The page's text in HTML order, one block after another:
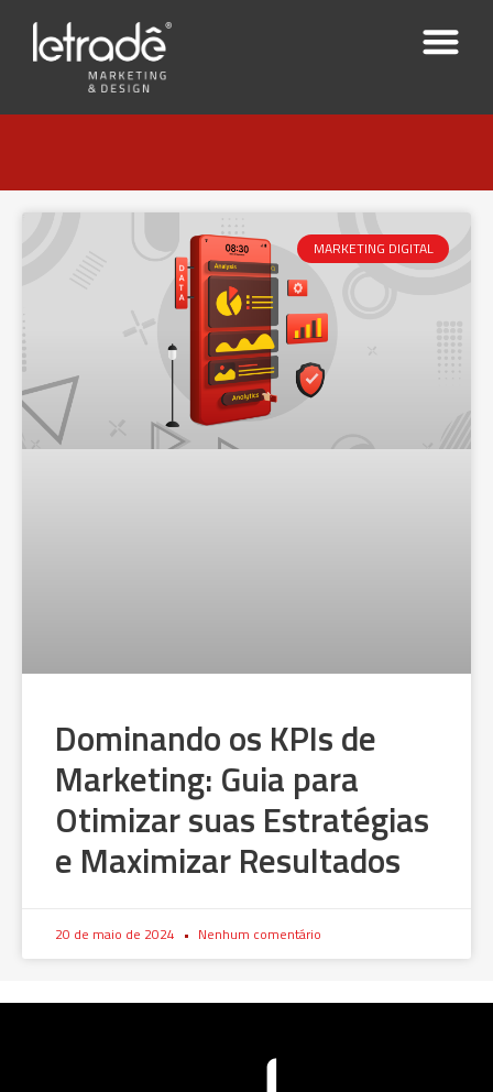
MARKETING DIGITAL
Dominando os KPIs de
Marketing: Guia para
Otimizar suas Estratégias
e Maximizar Resultados
20 de maio de 2024 Nenhum comentário